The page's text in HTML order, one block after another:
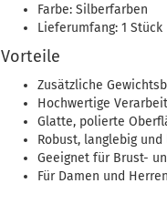
Farbe: Silberfarben
Lieferumfang: 1 Stück
Vorteile
Zusätzliche
Hochwertige
Glatte, polierte
Robust, langlebig
Geeignet für Brust-
Für Damen und Herren